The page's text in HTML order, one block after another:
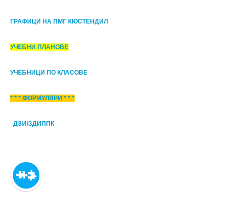
ГРАФИЦИ НА ПМГ КЮСТЕНДИЛ
УЧЕБНИ ПЛАНОВЕ
УЧЕБНИЦИ ПО КЛАСОВЕ
* * * ФОРМУЛЯРИ * * *
ДЗИ/ЗДИППК